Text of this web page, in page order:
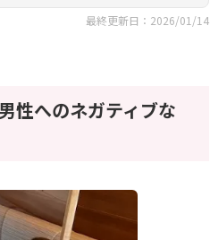
最終更新日：2026/01/14
性へのネガティブな